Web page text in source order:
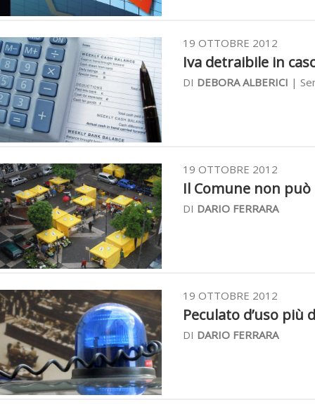
19 OTTOBRE 2012
Iva detraibile in
DI DEBORA ALBERICI |
19 OTTOBRE 2012
Il Comune non
DI DARIO FERRARA
19 OTTOBRE 2012
Peculato d’uso
DI DARIO FERRARA